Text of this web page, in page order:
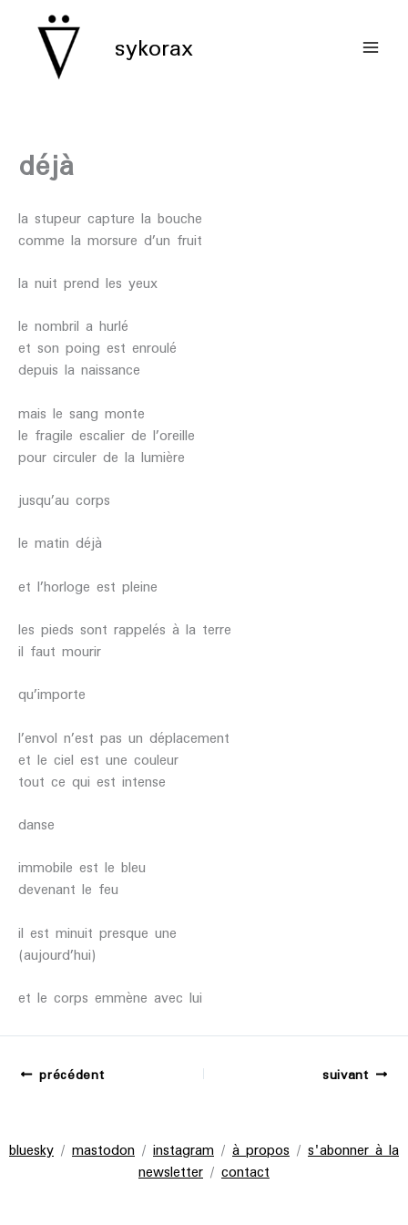
contenu sykorax
déjà
la stupeur capture la bouche
comme la morsure d’un fruit
la nuit prend les yeux
le nombril a hurlé
et son poing est enroulé
depuis la naissance
mais le sang monte
le fragile escalier de l’oreille
pour circuler de la lumière
jusqu’au corps
le matin déjà
et l’horloge est pleine
les pieds sont rappelés à la terre
il faut mourir
qu’importe
l’envol n’est pas un déplacement
et le ciel est une couleur
tout ce qui est intense
danse
immobile est le bleu
devenant le feu
il est minuit presque une
(aujourd’hui)
et le corps emmène avec lui
précédent suivant
bluesky / mastodon / instagram / à propos / s'abonner à la
newsletter / contact